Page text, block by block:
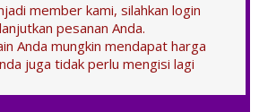
member kami, silahkan login
pesanan Anda.
Anda mungkin mendapat harga
juga tidak perlu mengisi lagi